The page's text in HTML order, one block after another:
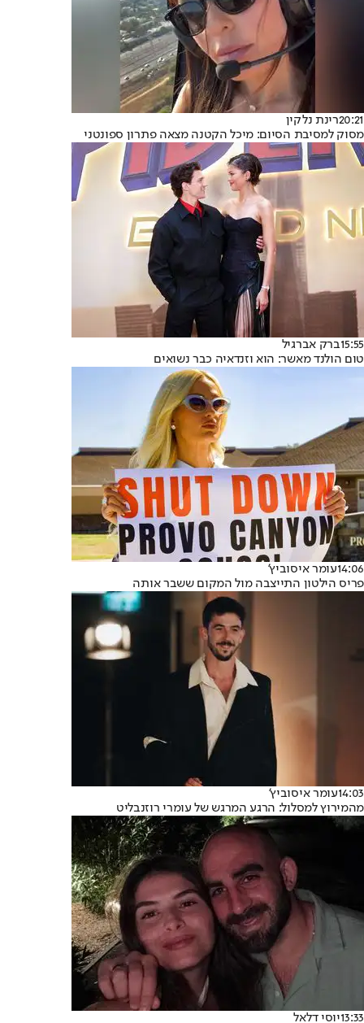
20:21רינת נלקין
מסוק למסיבת הסיום: מיכל הקטנה מצאה פתרון ספונטני
15:55ברק אברגיל
טום הולנד מאשר: הוא וזנדאיה כבר נשואים
14:06עומר איסוביץ'
פריס הילטון התייצבה מול המקום ששבר אותה
14:03עומר איסוביץ'
מהמירוץ למסלול: הרגע המרגש של עומרי רוזנבליט
13:33יוסי דלאל